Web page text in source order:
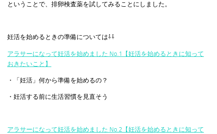
ということで、排卵検査薬を試してみることにしました。
妊活を始めるときの準備については⇩⇩
アラサーになって妊活を始めました No.1【妊活を始めるときに知って
おきたいこと】
・「妊活」何から準備を始めるの？
・妊活する前に生活習慣を見直そう
アラサーになって妊活を始めました No.2【妊活を始めるときに知って